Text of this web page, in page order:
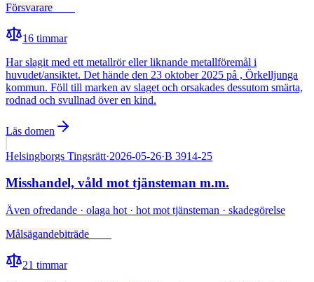
Försvarare
16 timmar
Har slagit med ett metallrör eller liknande metallföremål i
huvudet/ansiktet. Det hände den 23 oktober 2025 på , Örkelljunga
kommun. Föll till marken av slaget och orsakades dessutom smärta,
rodnad och svullnad över en kind.
Läs domen
Helsingborgs Tingsrätt·2026-05-26·B 3914-25
Misshandel, våld mot tjänsteman m.m.
Även ofredande · olaga hot · hot mot tjänsteman · skadegörelse
Målsägandebiträde
21 timmar